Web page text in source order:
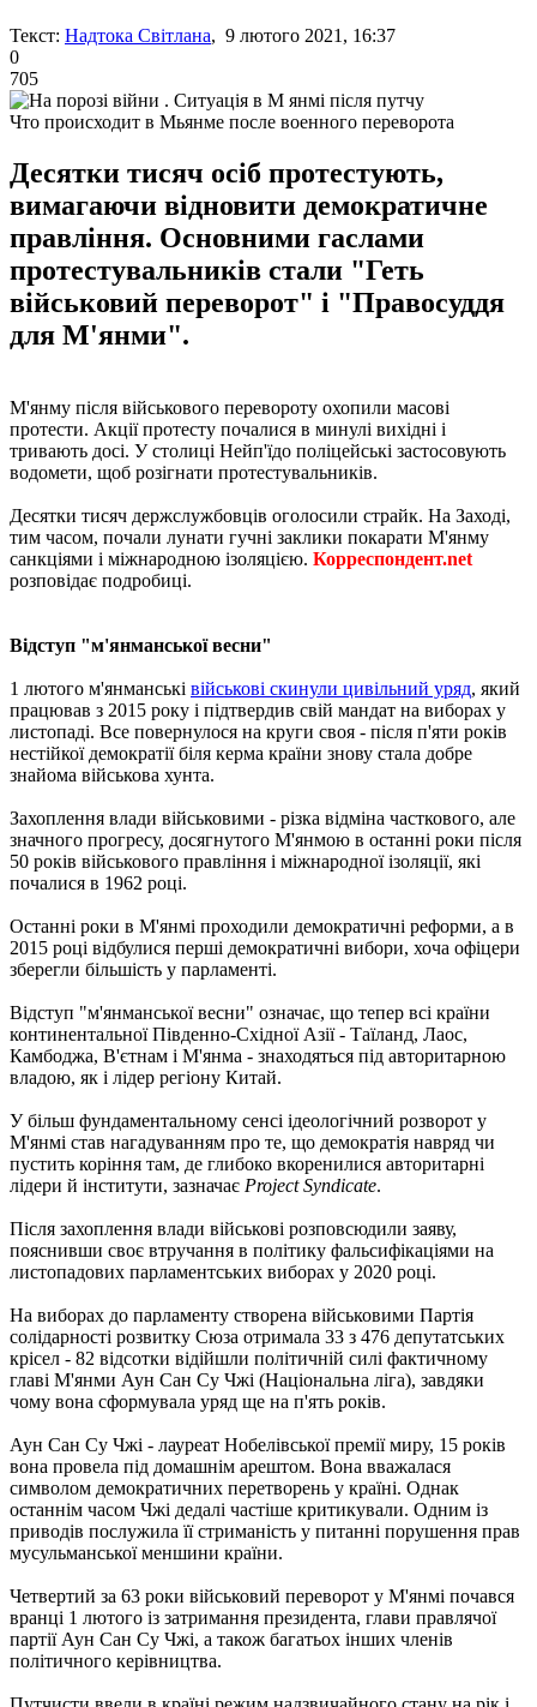
Текст: Надтока Світлана, 9 лютого 2021, 16:37
0
705
Что происходит в Мьянме после военного переворота
Десятки тисяч осіб протестують,
вимагаючи відновити демократичне
правління. Основними гаслами
протестувальників стали "Геть
військовий переворот" і "Правосуддя
для М'янми".
М'янму після військового перевороту охопили масові
протести. Акції протесту почалися в минулі вихідні і
тривають досі. У столиці Нейп'їдо поліцейські застосовують
водомети, щоб розігнати протестувальників.
Десятки тисяч держслужбовців оголосили страйк. На Заході,
тим часом, почали лунати гучні заклики покарати М'янму
санкціями і міжнародною ізоляцією. Корреспондент.net
розповідає подробиці.
Відступ "м'янманської весни"
1 лютого м'янманські військові скинули цивільний уряд, який
працював з 2015 року і підтвердив свій мандат на виборах у
листопаді. Все повернулося на круги своя - після п'яти років
нестійкої демократії біля керма країни знову стала добре
знайома військова хунта.
Захоплення влади військовими - різка відміна часткового, але
значного прогресу, досягнутого М'янмою в останні роки після
50 років військового правління і міжнародної ізоляції, які
почалися в 1962 році.
Останні роки в М'янмі проходили демократичні реформи, а в
2015 році відбулися перші демократичні вибори, хоча офіцери
зберегли більшість у парламенті.
Відступ "м'янманської весни" означає, що тепер всі країни
континентальної Південно-Східної Азії - Таїланд, Лаос,
Камбоджа, В'єтнам і М'янма - знаходяться під авторитарною
владою, як і лідер регіону Китай.
У більш фундаментальному сенсі ідеологічний розворот у
М'янмі став нагадуванням про те, що демократія навряд чи
пустить коріння там, де глибоко вкоренилися авторитарні
лідери й інститути, зазначає Project Syndicate.
Після захоплення влади військові розповсюдили заяву,
пояснивши своє втручання в політику фальсифікаціями на
листопадових парламентських виборах у 2020 році.
На виборах до парламенту створена військовими Партія
солідарності розвитку Сюза отримала 33 з 476 депутатських
крісел - 82 відсотки відійшли політичній силі фактичному
главі М'янми Аун Сан Су Чжі (Національна ліга), завдяки
чому вона сформувала уряд ще на п'ять років.
Аун Сан Су Чжі - лауреат Нобелівської премії миру, 15 років
вона провела під домашнім арештом. Вона вважалася
символом демократичних перетворень у країні. Однак
останнім часом Чжі дедалі частіше критикували. Одним із
приводів послужила її стриманість у питанні порушення прав
мусульманської меншини країни.
Четвертий за 63 роки військовий переворот у М'янмі почався
вранці 1 лютого із затримання президента, глави правлячої
партії Аун Сан Су Чжі, а також багатьох інших членів
політичного керівництва.